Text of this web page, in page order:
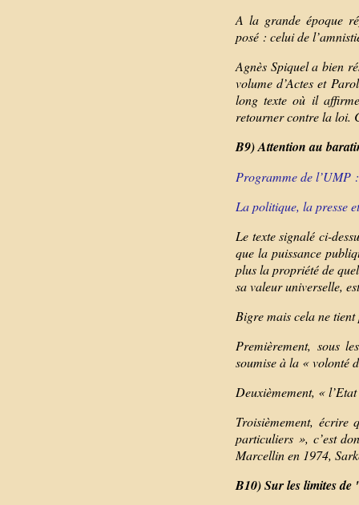
A la grande époque
posé : celui de
Agnès Spiquel a bien
volume d’Actes et
long texte où il
retourner contre la loi.
B9) Attention au
Programme de l’UMP
La politique, la presse
Le texte signalé ci-
que la puissance
plus la propriété de
sa valeur universelle,
Bigre mais cela ne tient
Premièrement, sous
soumise à la « volonté
Deuxièmement, «
Troisièmement,
particuliers », c’est
Marcellin en 1974,
B10) Sur les limites